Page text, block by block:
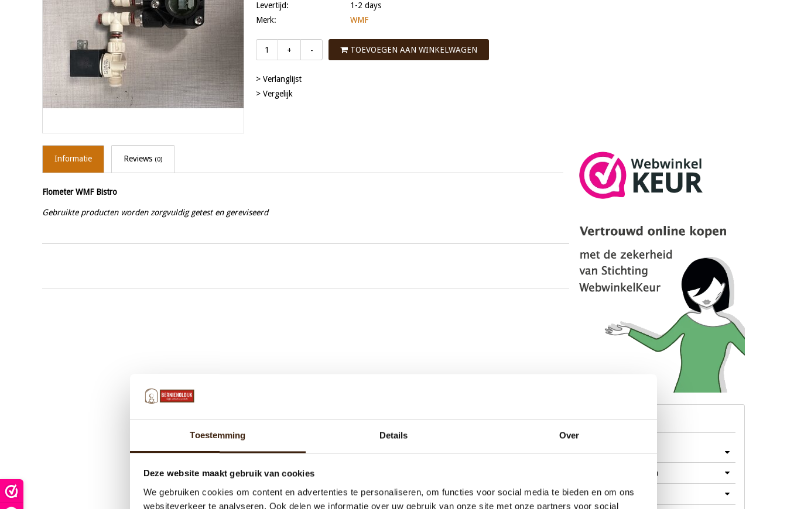
Toestemming Details Over
Deze website maakt gebruik van cookies
We gebruiken cookies om content en advertenties te personaliseren, om functies voor social media te bieden en om ons
websiteverkeer te analyseren. Ook delen we informatie over uw gebruik van onze site met onze partners voor social
Levertijd:
1-2 days
Merk:
WMF
+ - TOEVOEGEN AAN WINKELWAGEN
> Verlanglijst
> Vergelijk
Informatie Reviews (0)
Flometer WMF Bistro
Gebruikte producten worden zorgvuldig getest en gereviseerd
Menu
Machines
Machine Onderdelen
Producten